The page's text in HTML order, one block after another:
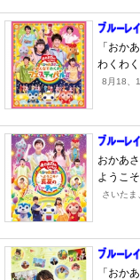
「おか
わくわ
8月18、
おか
ようこ
さいたま
「おか